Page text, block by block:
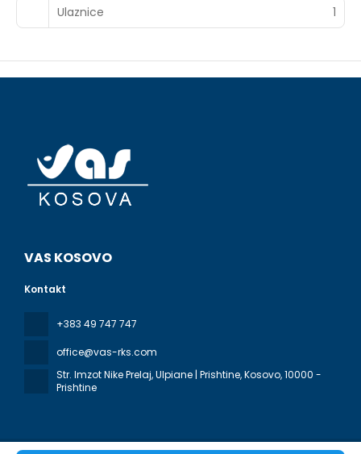
Ulaznice 1
VAS KOSOVO
Kontakt
+383 49 747 747
office@vas-rks.com
Str. Imzot Nike Prelaj, Ulpiane | Prishtine, Kosovo, 10000 -
Prishtine